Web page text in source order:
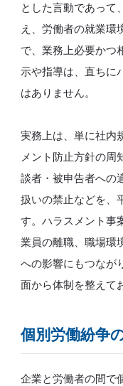
とした言動であって
え、労働者の就業環
で、業務上必要かつ
示や指導は、直ちに
はありません。
実務上は、単に社内
メント防止方針の周
談者・被申告者への
扱いの禁止などを、
す。ハラスメント事
業員の離職、職場環
への影響にもつなが
面から体制を整えて
個別労働紛争
企業と労働者の間で